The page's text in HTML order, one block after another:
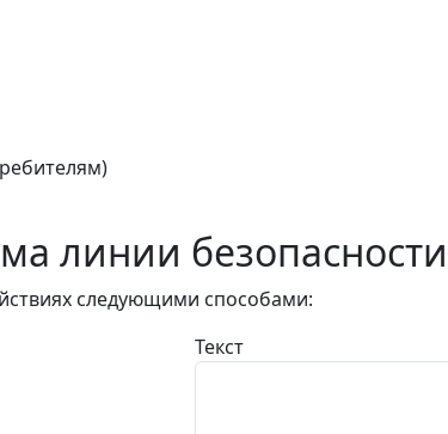
линии безопасности
следующими способами:
Текст